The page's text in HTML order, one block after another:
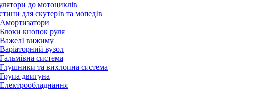
до мотоциклів
для скутерІв та мопедІв
Амортизатори
Блоки кнопок руля
ВажелІ вижиму
Варіаторний вузол
Гальмівна система
Глушники та вихлопна система
Група двигуна
Електрообладнання